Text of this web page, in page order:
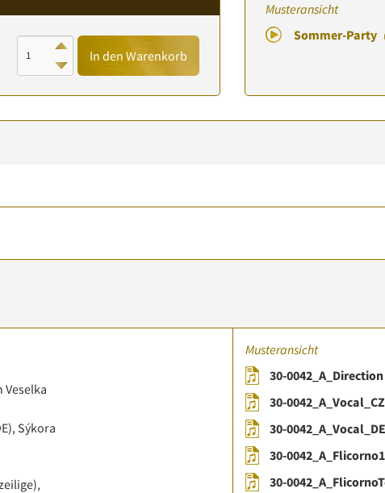
In den Warenkorb
Musteransicht
Sommer-Party
Veselka
Sýkora
Musteransicht
30-
30-
30-
30-
30-